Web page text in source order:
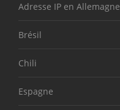
Adresse IP en Allemagne
Brésil
Chili
Espagne